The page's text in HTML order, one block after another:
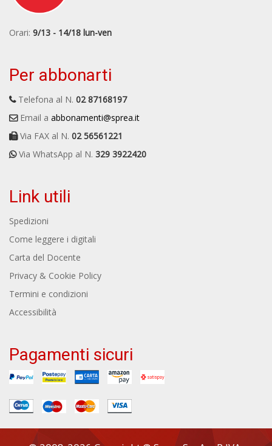
Orari: 9/13 - 14/18 lun-ven
Per abbonarti
Telefona al N. 02 87168197
Email a abbonamenti@sprea.it
Via FAX al N. 02 56561221
Via WhatsApp al N. 329 3922420
Link utili
Spedizioni
Come leggere i digitali
Carta del Docente
Privacy & Cookie Policy
Termini e condizioni
Accessibilità
Pagamenti sicuri